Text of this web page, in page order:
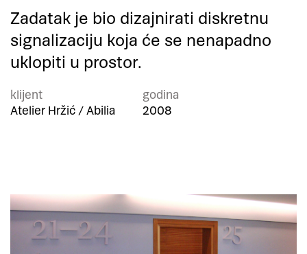
Zadatak je bio dizajnirati diskretnu
signalizaciju koja će se nenapadno
uklopiti u prostor.
klijent
Atelier Hržić / Abilia
godina
2008